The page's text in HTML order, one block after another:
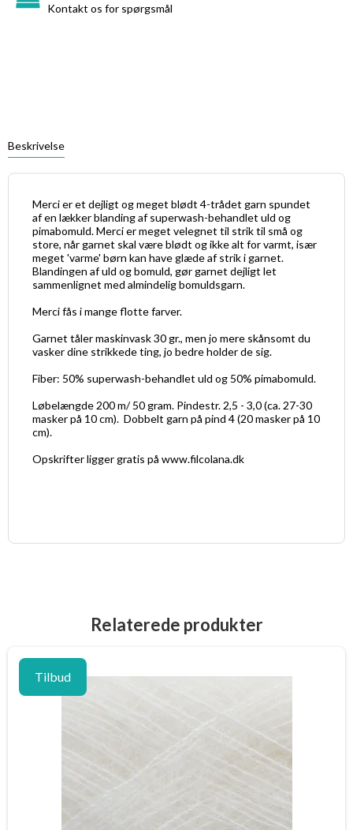
Kontakt os for spørgsmål
Beskrivelse
Merci er et dejligt og meget blødt 4-trådet garn spundet
af en lækker blanding af superwash-behandlet uld og
pimabomuld. Merci er meget velegnet til strik til små og
store, når garnet skal være blødt og ikke alt for varmt, især
meget 'varme' børn kan have glæde af strik i garnet.
Blandingen af uld og bomuld, gør garnet dejligt let
sammenlignet med almindelig bomuldsgarn.
Merci fås i mange flotte farver.
Garnet tåler maskinvask 30 gr., men jo mere skånsomt du
vasker dine strikkede ting, jo bedre holder de sig.
Fiber: 50% superwash-behandlet uld og 50% pimabomuld.
Løbelængde 200 m/ 50 gram. Pindestr. 2,5 - 3,0 (ca. 27-30
masker på 10 cm). Dobbelt garn på pind 4 (20 masker på 10
cm).
Opskrifter ligger gratis på www.filcolana.dk
Relaterede produkter
Tilbud